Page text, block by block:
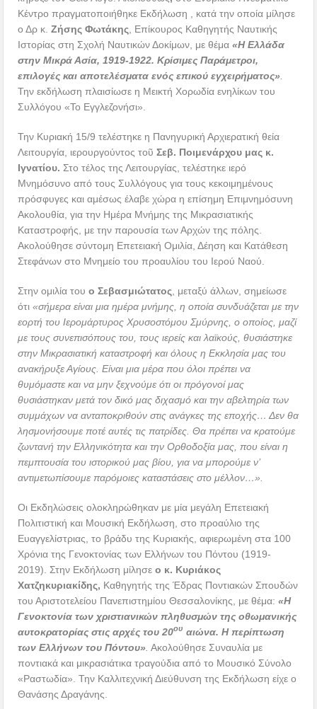
Κέντρο πραγματοποιήθηκε Εκδήλωση , κατά την οποία μίλησε
ο Δρ κ.Ζήσης Φωτάκης , Επίκουρος Καθηγητής Ναυτικής
Ιστορίας στη Σχολή Ναυτικών Δοκίμων, με θέμα«Η Ελλάδα
στην Μικρά Ασία, 1919-1922. Κρίσιμες Παράμετροι,
επιλογές και αποτελέσματα ενός επικού εγχειρήματος»
Την εκδήλωση πλαισίωσε η Μεικτή Χορωδία ενηλίκων του
Συλλόγου «Το Εγγλεζονήσι».
Την Κυριακή 15/9 τελέστηκε η Πανηγυρική Αρχιερατική θεία
Λειτουργία, ιερουργούντος τοῦΣεβ. Ποιμενάρχου μας κ.
Ιγνατίου. Στο τέλος της Λειτουργίας, τελέστηκε ιερό
Μνημόσυνο από τους Συλλόγους για τους κεκοιμημένους
πρόσφυγες και αμέσως έλαβε χώρα η επίσημη Επιμνημόσυνη
Ακολουθία, για την Ημέρα Μνήμης της Μικρασιατικής
Καταστροφής, με την παρουσία των Αρχών της πόλης.
Ακολούθησε σύντομη Επετειακή Ομιλία, Δέηση και Κατάθεση
Στεφάνων στο Μνημείο του προαυλίου του Ιερού Ναού.
Στην ομιλία τουο Σεβασμιώτατος , μεταξύ άλλων, σημείωσε
ότι«σήμερα είναι μια ημέρα μνήμης, η οποία συνδυάζεται με την
εορτή του Ιερομάρτυρος Χρυσοστόμου Σμύρνης, ο οποίος, μαζί
με τους συνεπισόπους του, τους ιερείς και λαϊκούς, θυσιάστηκε
στην Μικρασιατική καταστροφή και όλους η Εκκλησία μας του
ανακήρυξε Αγίους. Είναι μια μέρα που όλοι πρέπει να
θυμόμαστε και να μην ξεχνούμε ότι οι πρόγονοί μας
θυσιάστηκαν μετά τον δικό μας διχασμό και την αβελτηρία των
συμμάχων να ανταποκριθούν στις ανάγκες της εποχής… Δεν θα
λησμονήσουμε ποτέ αυτές τις πατρίδες. Θα πρέπει να κρατούμε
ζωντανή την Ελληνικότητα και την Ορθοδοξία μας, που είναι η
πεμπτουσία του ιστορικού μας βίου, για να μπορούμε ν’
αντιμετωπίσουμε παρόμοιες καταστάσεις στο μέλλον…».
Οι Εκδηλώσεις ολοκληρώθηκαν με μία μεγάλη Επετειακή
Πολιτιστική και Μουσική Εκδήλωση, στο προαύλιο της
Ευαγγελίστριας, το βράδυ της Κυριακής, αφιερωμένη στα 100
Χρόνια της Γενοκτονίας των Ελλήνων του Πόντου (1919-
2019). Στην Εκδήλωση μίλησεο κ. Κυριάκος
Χατζηκυριακίδης, Καθηγητής της Έδρας Ποντιακών Σπουδών
του Αριστοτελείου Πανεπιστημίου Θεσσαλονίκης, με θέμα:«Η
Γενοκτονία των χριστιανικών πληθυσμών της οθωμανικής
αυτοκρατορίας στις αρχές του 20ου αιώνα. Η περίπτωση
των Ελλήνων του Πόντου» Ακολούθησε Συναυλία με
ποντιακά και μικρασιάτικα τραγούδια από το Μουσικό Σύνολο
«Ραστωδία». Την Καλλιτεχνική Διεύθυνση της Εκδήλωση είχε ο
Θανάσης Δραγάνης.